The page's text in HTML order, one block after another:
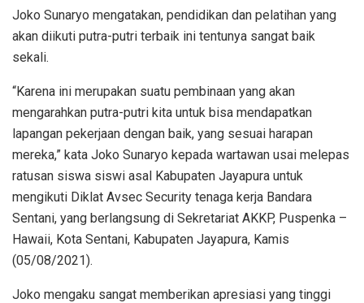
Joko Sunaryo mengatakan, pendidikan dan pelatihan yang
akan diikuti putra-putri terbaik ini tentunya sangat baik
sekali.
“Karena ini merupakan suatu pembinaan yang akan
mengarahkan putra-putri kita untuk bisa mendapatkan
lapangan pekerjaan dengan baik, yang sesuai harapan
mereka,” kata Joko Sunaryo kepada wartawan usai melepas
ratusan siswa siswi asal Kabupaten Jayapura untuk
mengikuti Diklat Avsec Security tenaga kerja Bandara
Sentani, yang berlangsung di Sekretariat AKKP, Puspenka –
Hawaii, Kota Sentani, Kabupaten Jayapura, Kamis
(05/08/2021).
Joko mengaku sangat memberikan apresiasi yang tinggi